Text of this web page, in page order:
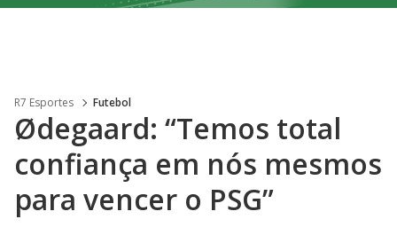
R7 Esportes Futebol
Ødegaard: “Temos total
confiança em nós mesmos
para vencer o PSG”